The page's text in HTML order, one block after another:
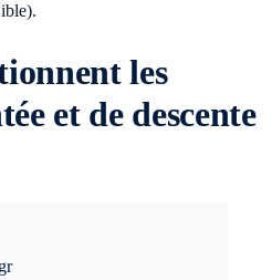
les
et de descente